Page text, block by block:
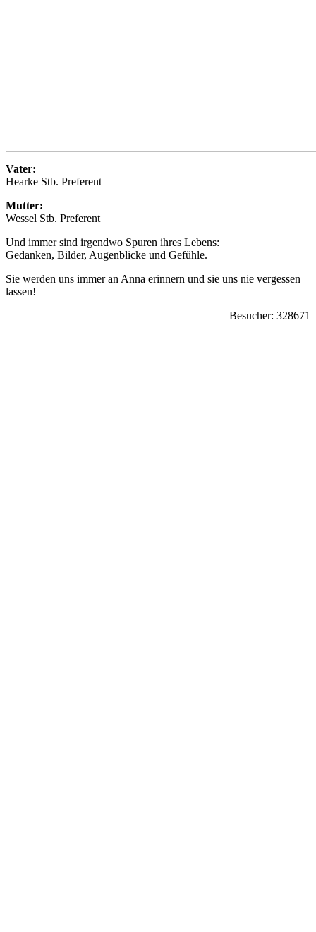
Vater:
Hearke Stb. Preferent
Mutter:
Wessel Stb. Preferent
Und immer sind irgendwo Spuren ihres Lebens:
Gedanken, Bilder, Augenblicke und Gefühle.
Sie werden uns immer an Anna erinnern und sie uns nie vergessen
lassen!
Besucher: 328671